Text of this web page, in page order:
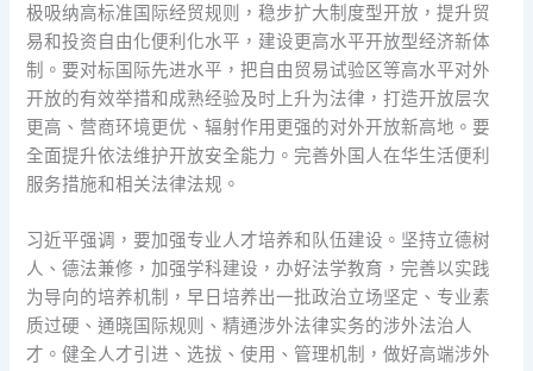
极吸纳高标准国际经贸规则，稳步扩大制度型开放，提升贸
易和投资自由化便利化水平，建设更高水平开放型经济新体
制。要对标国际先进水平，把自由贸易试验区等高水平对外
开放的有效举措和成熟经验及时上升为法律，打造开放层次
更高、营商环境更优、辐射作用更强的对外开放新高地。要
全面提升依法维护开放安全能力。完善外国人在华生活便利
服务措施和相关法律法规。
习近平强调，要加强专业人才培养和队伍建设。坚持立德树
人、德法兼修，加强学科建设，办好法学教育，完善以实践
为导向的培养机制，早日培养出一批政治立场坚定、专业素
质过硬、通晓国际规则、精通涉外法律实务的涉外法治人
才。健全人才引进、选拔、使用、管理机制，做好高端涉外